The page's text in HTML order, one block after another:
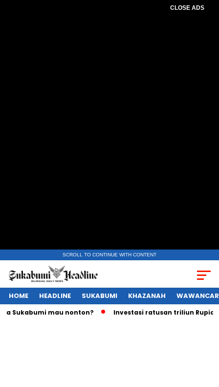
CLOSE ADS
SCROLL TO CONTINUE WITH CONTENT
HOME HEADLINE SUKABUMI KHAZANAH
mau nonton? Investasi ratusan triliun Rupiah